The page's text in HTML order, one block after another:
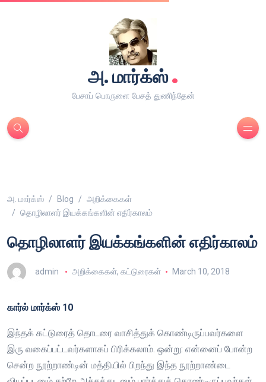
அ. மார்க்ஸ்.
பேசாப் பொருளை பேசத் துணிந்தேன்
அ. மார்க்ஸ் Blog
அறிக்கைகள்
தொழிலாளர் இயக்கங்களின் எதிர்காலம்
தொழிலாளர் இயக்கங்களின் எதிர்காலம்
admin அறிக்கைகள், கட்டுரைகள் March 10, 2018
கார்ல் மார்க்ஸ் 10
இந்தக் கட்டுரைத் தொடரை வாசித்துக் கொண்டிருப்பவர்களை
இரு வகைப்பட்டவர்களாகப் பிரிக்கலாம். ஒன்று: என்னைப் போன்ற
சென்ற நூற்றாண்டின் மத்தியில் பிறந்து இந்த நூற்றாண்டை